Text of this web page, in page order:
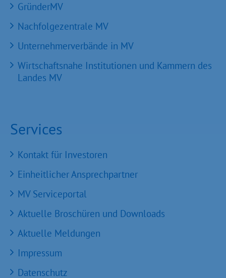
GründerMV
Nachfolgezentrale MV
Unternehmerverbände in MV
Wirtschaftsnahe Institutionen und Kammern des
Landes MV
Services
Kontakt für Investoren
Einheitlicher Ansprechpartner
MV Serviceportal
Aktuelle Broschüren und Downloads
Aktuelle Meldungen
Impressum
Datenschutz